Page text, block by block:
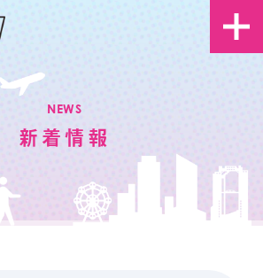
NEWS
新着情報